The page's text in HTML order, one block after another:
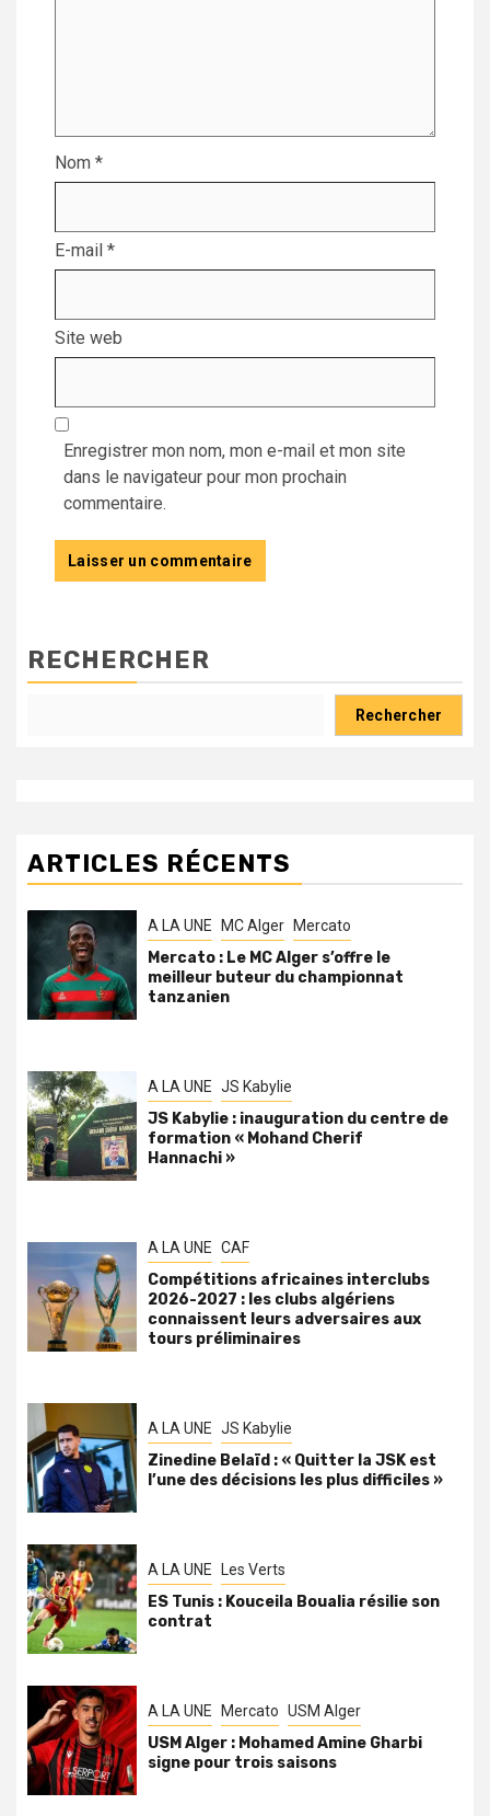
Nom *
E-mail *
Site web
Enregistrer mon nom, mon e-mail et mon site
dans le navigateur pour mon prochain
commentaire.
RECHERCHER
Rechercher
ARTICLES RÉCENTS
A LA UNE MC Alger Mercato
Mercato : Le MC Alger s’offre le
meilleur buteur du championnat
tanzanien
A LA UNE JS Kabylie
JS Kabylie : inauguration du centre de
formation « Mohand Cherif
Hannachi »
A LA UNE CAF
Compétitions africaines interclubs
2026-2027 : les clubs algériens
connaissent leurs adversaires aux
tours préliminaires
A LA UNE JS Kabylie
Zinedine Belaïd : « Quitter la JSK est
l’une des décisions les plus difficiles »
A LA UNE Les Verts
ES Tunis : Kouceila Boualia résilie son
contrat
A LA UNE Mercato USM Alger
USM Alger : Mohamed Amine Gharbi
signe pour trois saisons